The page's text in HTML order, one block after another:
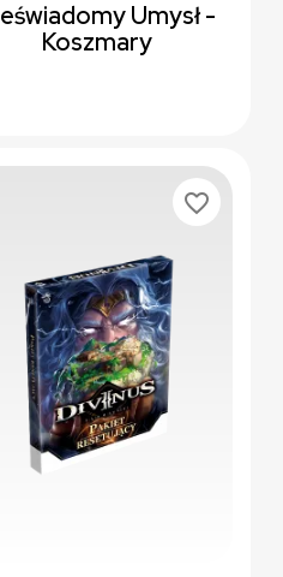
Umysł -
Koszmary
favorite_border